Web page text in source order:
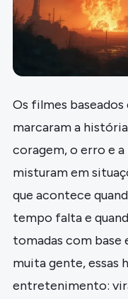
Os filmes baseados
marcaram a
coragem, o erro e
misturam em
que acontece
tempo falta e
tomadas com base
muita gente, essas
entretenimento: